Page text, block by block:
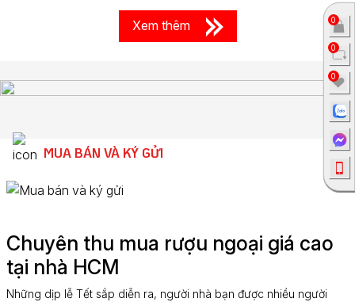
Xem thêm
MUA BÁN VÀ KÝ GỬI
Chuyên thu mua rượu ngoại giá cao
tại nhà HCM
Những dịp lễ Tết sắp diễn ra, người nhà bạn được nhiều người
0
0
0